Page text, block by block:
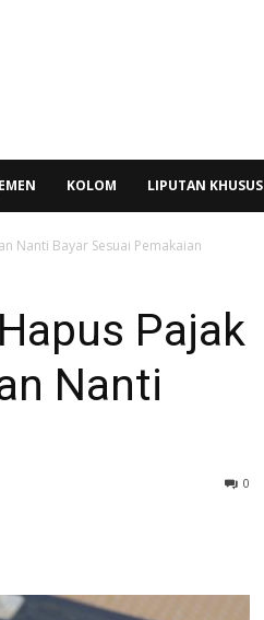
KOLOM LIPUTAN KHUSUS
Nanti Bayar Sesuai Pemakaian
Pajak
Nanti
0